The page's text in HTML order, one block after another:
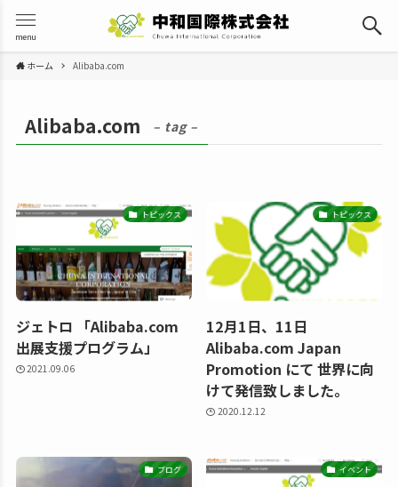
menu
ホーム Alibaba.com
Alibaba.com – tag –
トピックス
ジェトロ 「Alibaba.com
出展支援プログラム」
2021.09.06
トピックス
12月1日、11日
Alibaba.com Japan
Promotion にて 世界に向
けて発信致しました。
2020.12.12
ブログ イベント